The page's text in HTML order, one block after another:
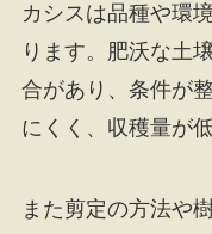
カシスは品種や環
ります。肥沃な土
合があり、条件が
にくく、収穫量が
また剪定の方法や